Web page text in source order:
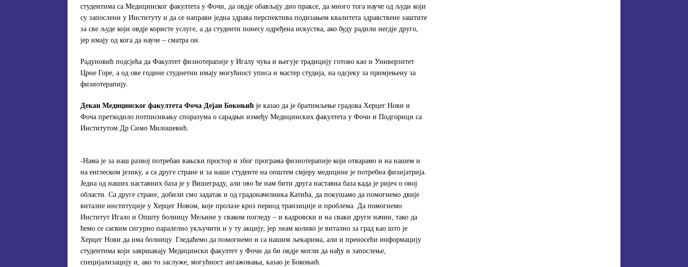
студентима са Медицинског факултета у Фочи, да овдје обављају дио праксе, да много тога науче од људи који
су запослени у Институту и да се направи једна здрава перспектива подизањем квалитета здравствене заштите
за све људе који овдје користе услуге, а да студенти понесу одређена искуства, ако буду радили негдје друго,
јер имају од кога да науче – сматра он.
Радуновић подсјећа да Факултет физиотерапије у Игалу чува и његује традицију готово као и Универзитет
Црне Горе, а од ове године студнетни имају могућност уписа и мастер студија, на одсјеку за примјењену за
физиотерапију.
Декан Медицинског факултета Фоча Дејан Бокоњић је казао да је братимљење градова Херцег Нови и
Фоча претходило потписивању споразума о сарадњи између Медицинских факултета у Фочи и Подгорици са
Институтом Др Симо Милошевић.
-Нама је за наш развој потребан вањски простор и због програма физиотерапије који отварамо и на нашем и
на енглеском језику, а са друге стране и за наше студенте на општем смјеру медицине је потребна физијатрија.
Jедна од наших наставних база је у Вишеграду, али ово ће нам бити друга наставна база када је ријеч о овој
области. Са друге стране, добили смо задатак и од градоначелника Катића, да покушамо да помогнемо двије
виталне институције у Херцег Новом, које пролазе кроз период транзиције и проблема. Да помогнемо
Институт Игало и Општу болницу Мељине у сваком погледу – и кадровски и на сваки други начин, тако да
ћемо се сасвим сигурно паралелно укључити и у ту акцију, јер знам колико је витално за град као што је
Херцег Нови да има болницу. Гледаћемо да помогнемо и са нашим љекарима, али и преносећи информацију
студентима који завршавају Медицински факултет у Фочи да би овдје могли да нађу и запослење,
специјализацију и, ако то заслуже, могућност ангажовања, казао је Бокоњић.